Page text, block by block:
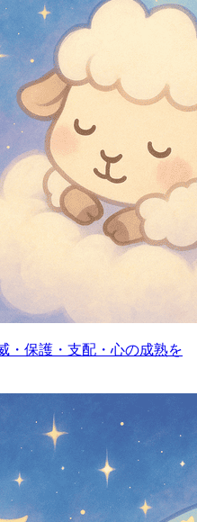
・保護・支配・心の成熟を